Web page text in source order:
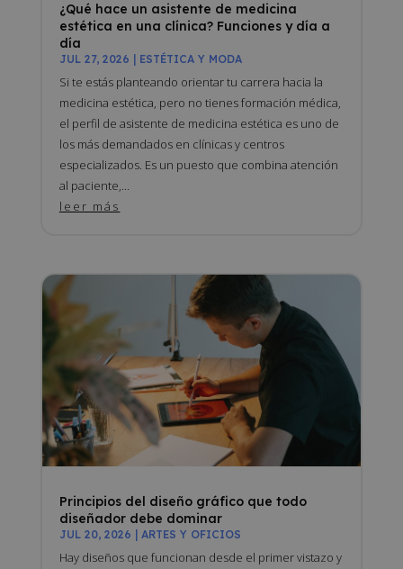
¿Qué hace un asistente de medicina
estética en una clínica? Funciones y día a
día
JUL 27, 2026 ESTÉTICA Y MODA
Si te estás planteando orientar tu carrera hacia la
medicina estética, pero no tienes formación médica,
el perfil de asistente de medicina estética es uno de
los más demandados en clínicas y centros
especializados. Es un puesto que combina atención
al paciente,...
leer más
Principios del diseño gráfico que todo
diseñador debe dominar
JUL 20, 2026 ARTES Y OFICIOS
Hay diseños que funcionan desde el primer vistazo y